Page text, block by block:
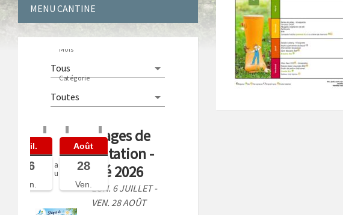
MENU CANTINE
Mois
Catégorie
Juil.
06
Lun.
a
u
Août
28
Ven.
Stages de
Natation -
Été 2026
LUN. 6 JUILLET -
VEN. 28 AOÛT